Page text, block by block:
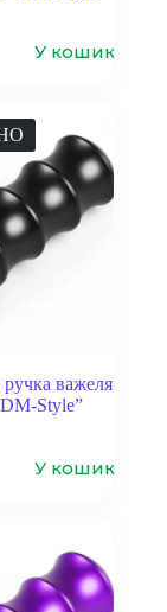
У кошик
важеля
Style”
У кошик